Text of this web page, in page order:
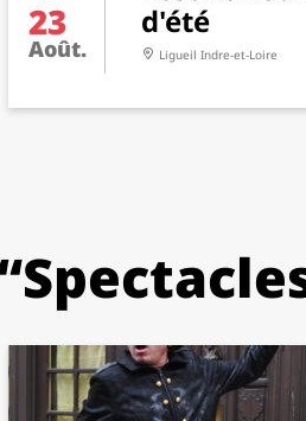
23
Août.
d'été
Ligueil Indre-et-Loire